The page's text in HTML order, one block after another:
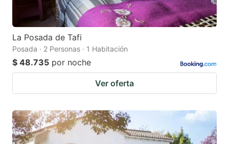
La Posada de Tafi
Posada · 2 Personas · 1 Habitación
$ 48.735 por noche
Ver oferta